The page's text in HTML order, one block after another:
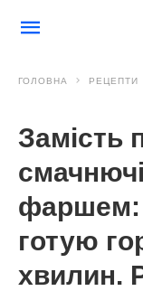
ГОЛОВНА РЕЦЕПТИ
Замість
фаршем:
готую
хвилин.